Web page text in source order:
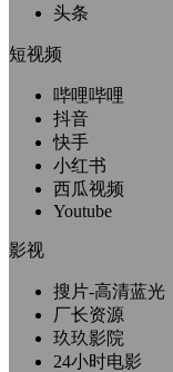
头条
短视频
哔哩哔哩
抖音
快手
小红书
西瓜视频
Youtube
影视
搜片-高清蓝光
厂长资源
玖玖影院
24小时电影